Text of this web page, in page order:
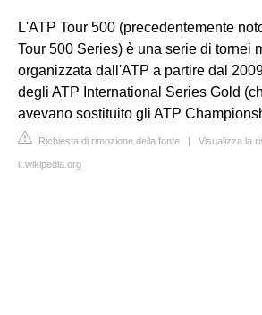
L'ATP Tour 500 (precedentemente
Tour 500 Series) è una serie di tornei
organizzata dall'ATP a partire dal
degli ATP International Series Gold
avevano sostituito gli ATP
Richiesta di rimozione della fonte | Visualizza la
it.wikipedia.org